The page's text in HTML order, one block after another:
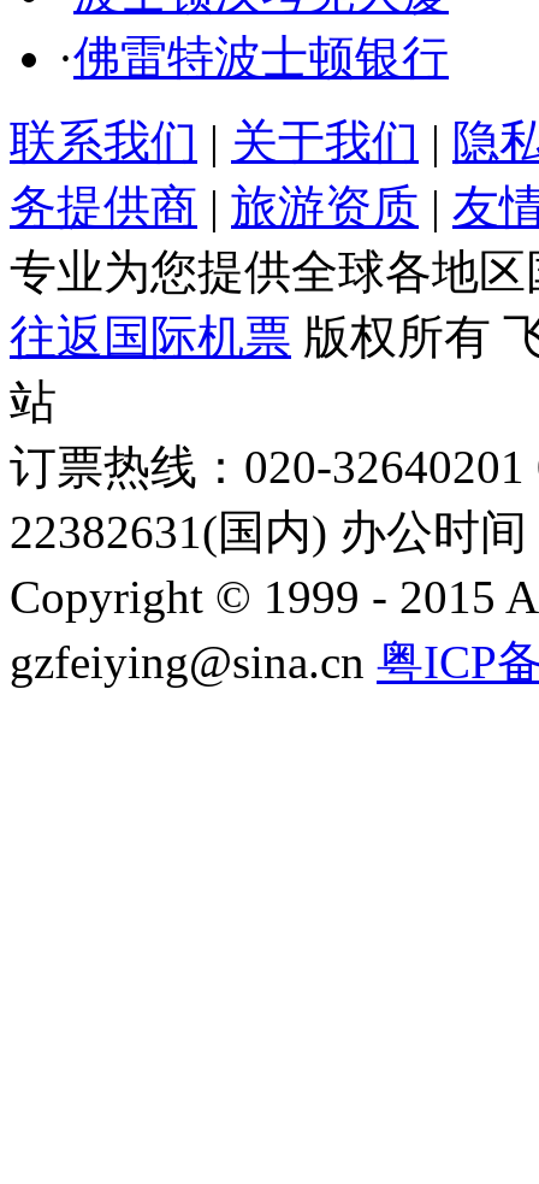
·佛雷特波士顿银行
联系我们 | 关于我们 | 隐
务提供商 | 旅游资质 | 友
专业为您提供全球各地
往返国际机票 版权所有
站
订票热线：020-
22382631(国内) 办公时
Copyright © 1999 - 2015
gzfeiying@sina.cn 粤ICP